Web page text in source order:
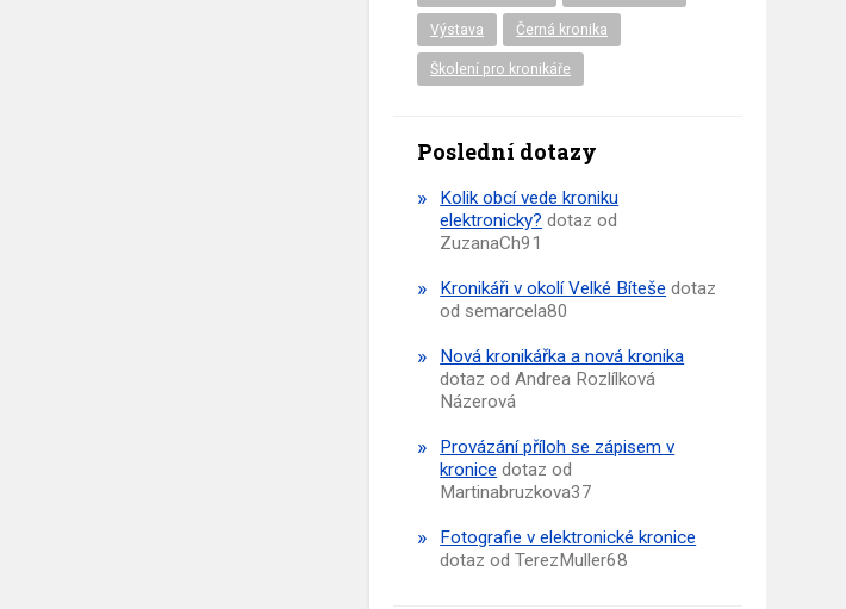
Výstava Černá kronika
Školení pro kronikáře
Poslední dotazy
Kolik obcí vede kroniku
elektronicky? dotaz od
ZuzanaCh91
Kronikáři v okolí Velké Bíteše dotaz
od semarcela80
Nová kronikářka a nová kronika
dotaz od Andrea Rozlílková
Názerová
Provázání příloh se zápisem v
kronice dotaz od
Martinabruzkova37
Fotografie v elektronické kronice
dotaz od TerezMuller68